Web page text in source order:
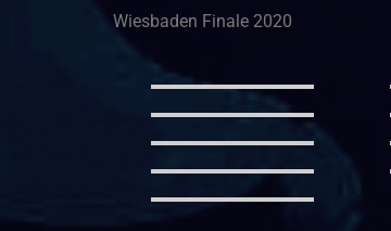
Wiesbaden Finale 2020